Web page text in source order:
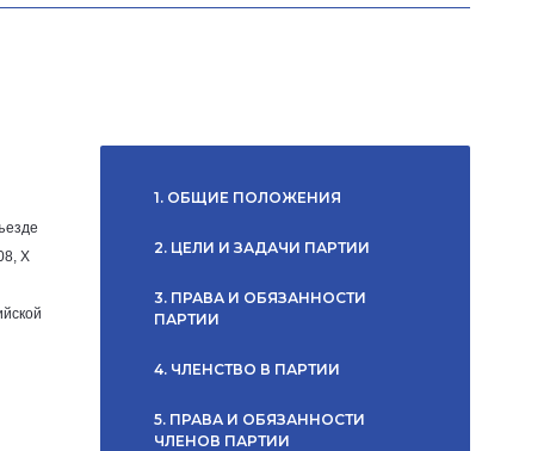
, Х
1. ОБЩИЕ ПОЛОЖЕНИЯ
2. ЦЕЛИ И ЗАДАЧИ ПАРТИИ
3. ПРАВА И ОБЯЗАННОСТИ
ПАРТИИ
4. ЧЛЕНСТВО В ПАРТИИ
5. ПРАВА И ОБЯЗАННОСТИ
ЧЛЕНОВ ПАРТИИ